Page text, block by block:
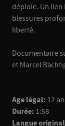
déploie. Un lien
blessures
liberté.
Documentaire
et Marcel
Age légal: 12
Durée: 1:58
Langue